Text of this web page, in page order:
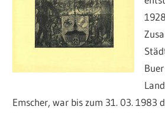
Emscher, war bis zum 31. 03. 1983